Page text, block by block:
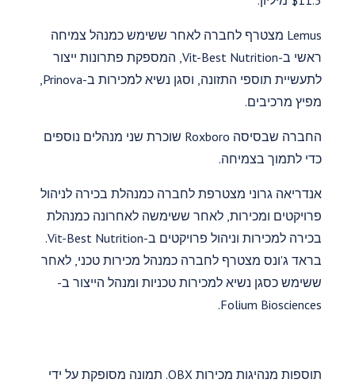
Lemus מצטרף לחברה לאחר ששימש כמנהל צמיחה
ראשי ב-Vit-Best Nutrition, המספקת פתרונות ייצור
מפיץ מרכיבים.
החברה שבסיסה Roxboro שוכרת שני מנהלים נוספים
כדי לתמוך בצמיחה.
אנדריאה גרוני מצטרפת לחברה כמנהלת בכירה לניהול
פרויקטים ומכירות, לאחר ששימשה לאחרונה כמנהלת
בכירה למכירות וניהול פרויקטים ב-Vit-Best Nutrition.
בראד ג'ונס מצטרף לחברה כמנהל מכירות טכני, לאחר
ששימש כסגן נשיא למכירות טכניות ומנהל הייצור ב-
Folium Biosciences.
תוספות מנהיגות מכירות OBX. תמונה מסופקת על ידי